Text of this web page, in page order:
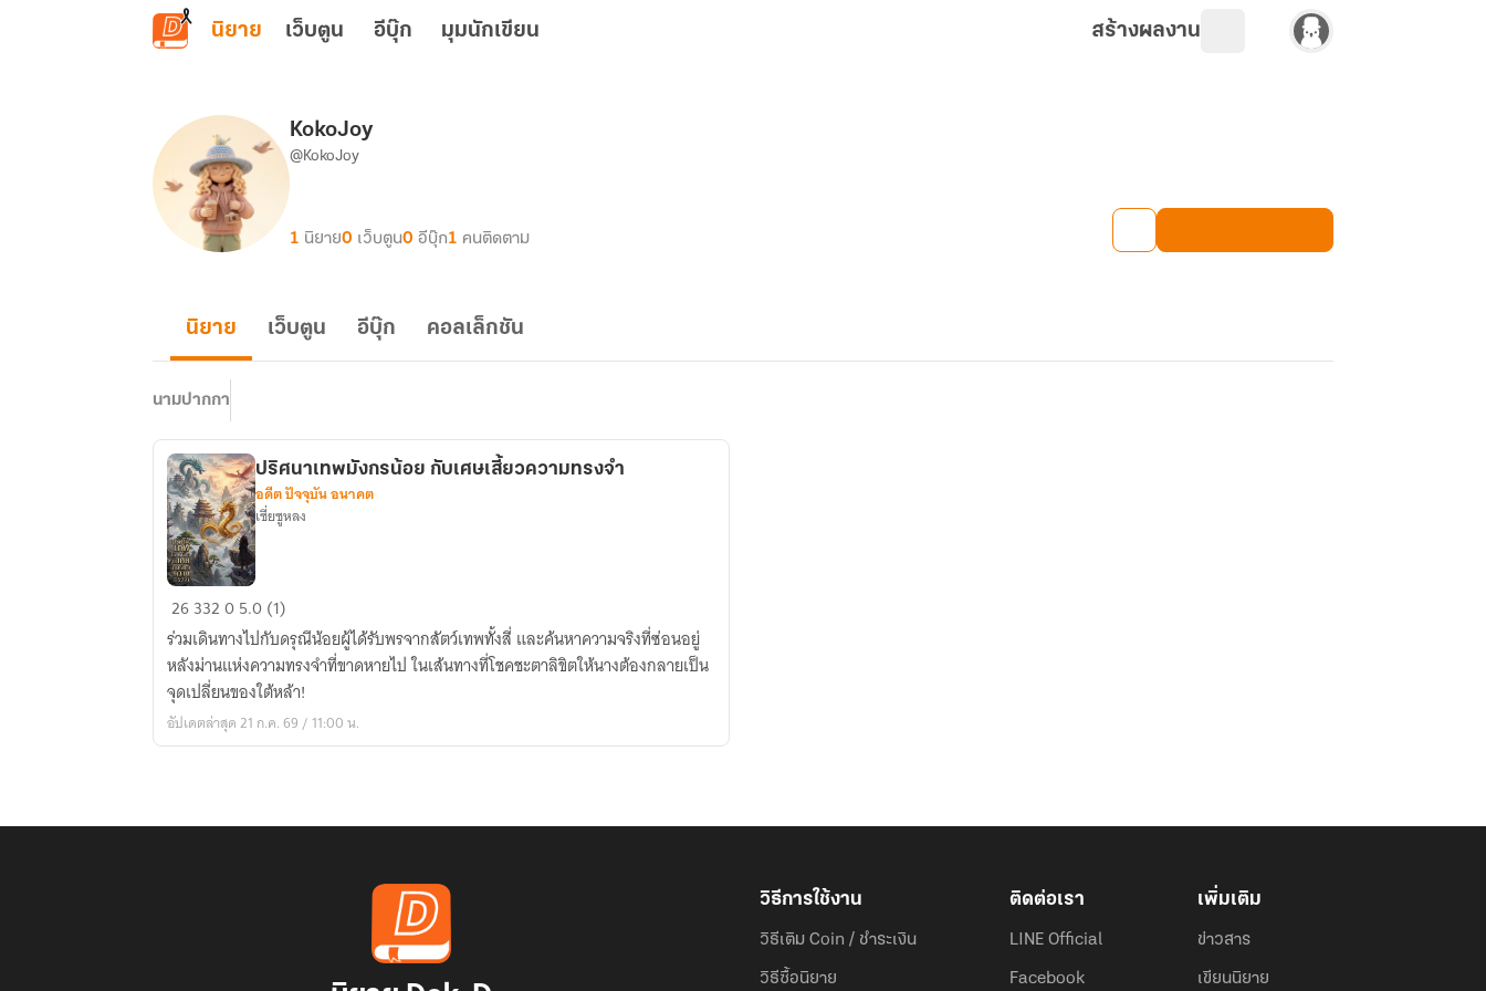
ข้ามไปยังเนื้อหาหลัก
นิยาย เว็บตูน อีบุ๊ก มุมนักเขียน สร้างผลงาน
KokoJoy
@KokoJoy
1 นิยาย0 เว็บตูน0 อีบุ๊ก1 คนติดตาม
นิยาย เว็บตูน อีบุ๊ก คอลเล็กชัน
นามปากกา
ปริศนา
เทพ
มังกร
น้อย
กับ
เศษ
ปริศนาเทพมังกรน้อย กับเศษเสี้ยวความทรงจำ
อดีต ปัจจุบัน อนาคต
เซี่ยซูหลง
2633205.0 (1)
​ร่วมเดินทางไปกับดรุณีน้อยผู้ได้รับพรจากสัตว์เทพทั้งสี่ และค้นหาความจริงที่ซ่อนอยู่
หลังม่านแห่งความทรงจำที่ขาดหายไป ในเส้นทางที่โชคชะตาลิขิตให้นางต้องกลายเป็น
จุดเปลี่ยนของใต้หล้า!
อัปเดตล่าสุด 21 ก.ค. 69 / 11:00 น.
วิธีการใช้งาน
วิธีเติม Coin / ชำระเงิน
วิธีซื้อนิยาย
ติดต่อเรา
LINE Official
Facebook
เพิ่มเติม
ข่าวสาร
เขียนนิยาย